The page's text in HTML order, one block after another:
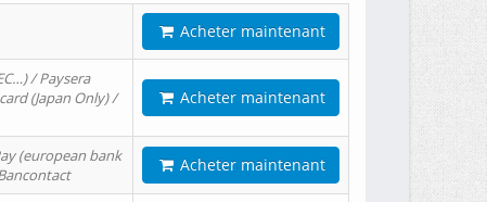
Acheter maintenant
/ Paysera
(Japan Only) /
Acheter maintenant
(european bank
Acheter maintenant